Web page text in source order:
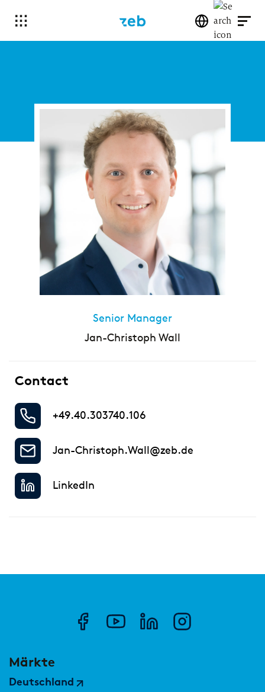
Senior Manager
Jan-Christoph Wall
Contact
+49.40.303740.106
Jan-Christoph.Wall@zeb.de
LinkedIn
Märkte
Deutschland